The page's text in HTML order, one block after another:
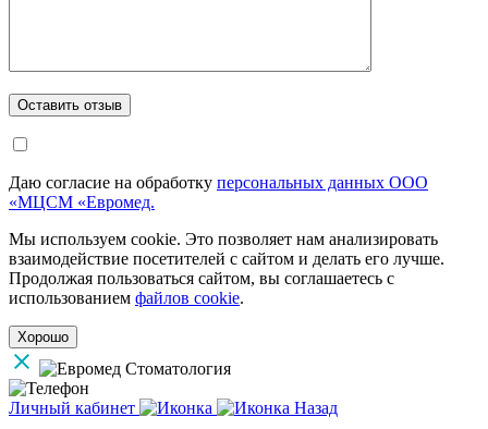
Даю согласие на обработку персональных данных ООО
«МЦСМ «Евромед.
Мы используем cookie. Это позволяет нам анализировать
взаимодействие посетителей с сайтом и делать его лучше.
Продолжая пользоваться сайтом, вы соглашаетесь с
использованием файлов cookie.
Хорошо
Личный кабинет
Назад